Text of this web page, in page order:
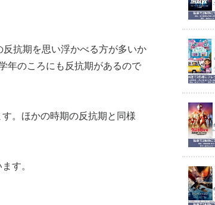
抗期を思い浮かべる方が多いか
年のころにも反抗期があるので
。ほかの時期の反抗期と同様
す。